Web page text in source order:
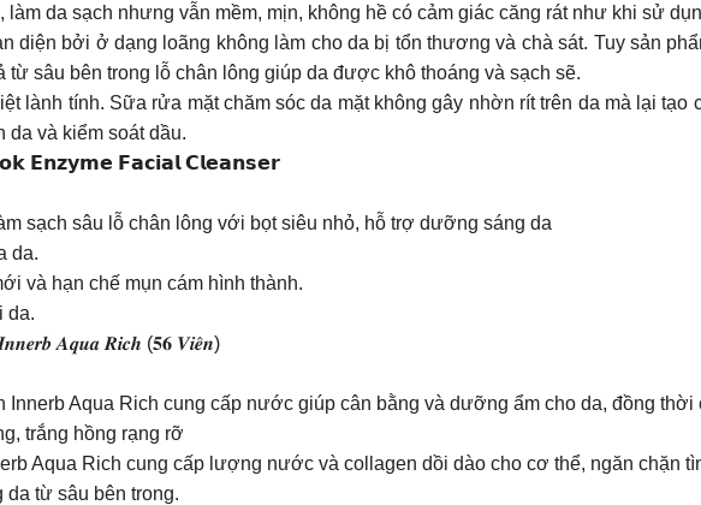
làm da sạch nhưng vẫn mềm, mịn, không hề có cảm giác căng rát như khi sử
diện bởi ở dạng loãng không làm cho da bị tổn thương và chà sát. Tuy sản
sâu bên trong lỗ chân lông giúp da được khô thoáng và sạch sẽ.
lành tính. Sữa rửa mặt chăm sóc da mặt không gây nhờn rít trên da mà lại
da và kiểm soát dầu.
𝗘𝗻𝘇𝘆𝗺𝗲 𝗙𝗮𝗰𝗶𝗮𝗹 𝗖𝗹𝗲𝗮𝗻𝘀𝗲𝗿
sạch sâu lỗ chân lông với bọt siêu nhỏ, hỗ trợ dưỡng sáng da
da.
và hạn chế mụn cám hình thành.
da.
𝑨𝒒𝒖𝒂 𝑹𝒊𝒄𝒉 (𝟓𝟔 𝑽𝒊𝒆̂𝒏)
Aqua Rich cung cấp nước giúp cân bằng và dưỡng ẩm cho da, đồng
trắng hồng rạng rỡ
Aqua Rich cung cấp lượng nước và collagen dồi dào cho cơ thể, ngăn chặn
từ sâu bên trong.